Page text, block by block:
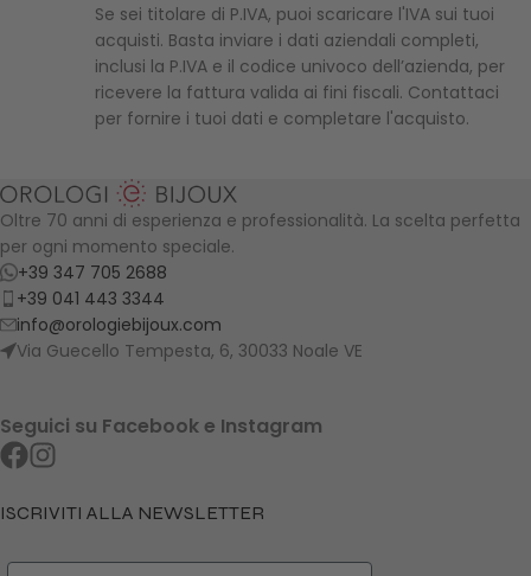
Se sei titolare di P.IVA, puoi scaricare l'IVA sui tuoi
acquisti. Basta inviare i dati aziendali completi,
inclusi la P.IVA e il codice univoco dell’azienda, per
ricevere la fattura valida ai fini fiscali. Contattaci
per fornire i tuoi dati e completare l'acquisto.
Oltre 70 anni di esperienza e professionalità. La scelta perfetta
per ogni momento speciale.
+39 347 705 2688
+39 041 443 3344
info@orologiebijoux.com
Via Guecello Tempesta, 6, 30033 Noale VE
Seguici su Facebook e Instagram
ISCRIVITI ALLA NEWSLETTER